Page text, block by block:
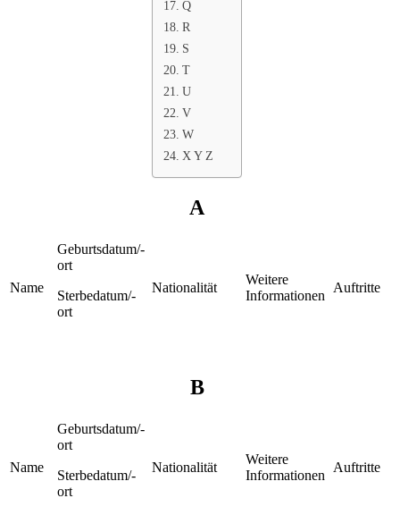
Q
R
S
T
U
V
W
X Y Z
A
Name
Geburtsdatum/-
ort
Sterbedatum/-
ort
Nationalität
Weitere
Informationen
Auftritte
B
Name
Geburtsdatum/-
ort
Sterbedatum/-
ort
Nationalität
Weitere
Informationen
Auftritte